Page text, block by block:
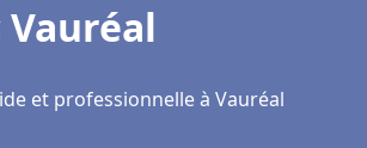
et professionnelle à Vauréal